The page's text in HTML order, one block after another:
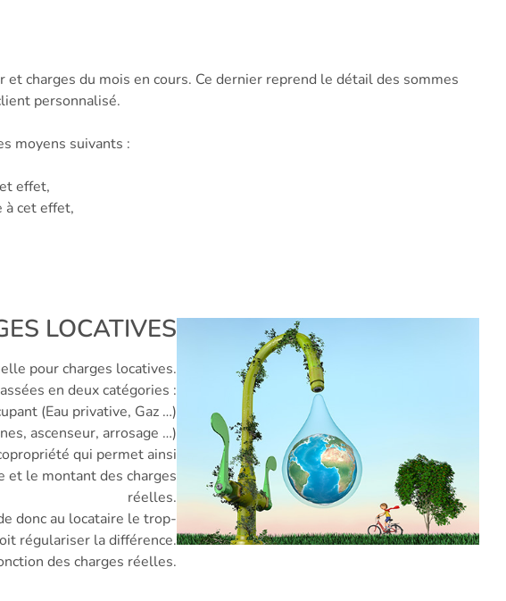
charges du mois en cours. Ce dernier reprend le détail des sommes
personnalisé.
moyens suivants :
effet,
à cet effet,
LOCATIVES
pour charges locatives.
en deux catégories :
(Eau privative, Gaz …)
ascenseur, arrosage …)
qui permet ainsi
et le montant des charges
réelles.
donc au locataire le trop-
régulariser la différence.
des charges réelles.